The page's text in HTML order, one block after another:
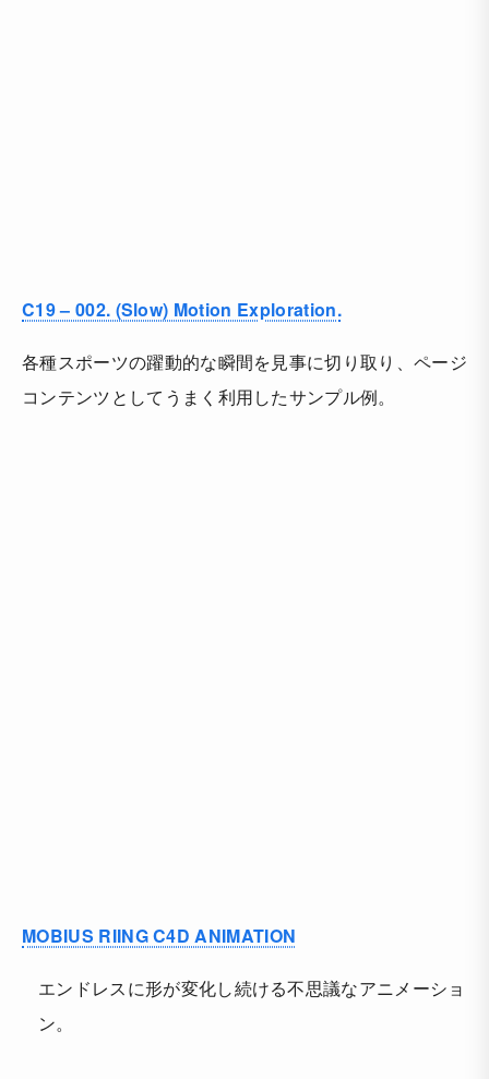
C19 – 002. (Slow) Motion Exploration.
各種スポーツの躍動的な瞬間を見事に切り取り、ページ
コンテンツとしてうまく利用したサンプル例。
MOBIUS RIING C4D ANIMATION
エンドレスに形が変化し続ける不思議なアニメーショ
ン。